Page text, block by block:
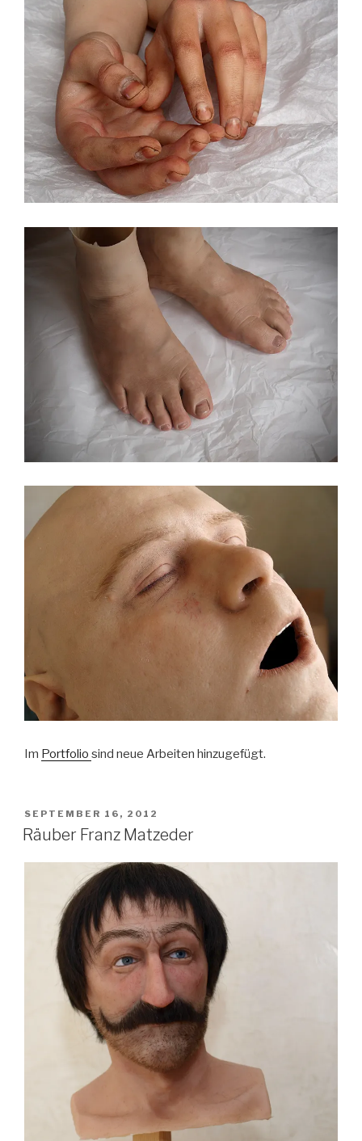
Im Portfolio sind neue Arbeiten hinzugefügt.
VERÖFFENTLICHT
AM
SEPTEMBER 16, 2012
Räuber Franz Matzeder